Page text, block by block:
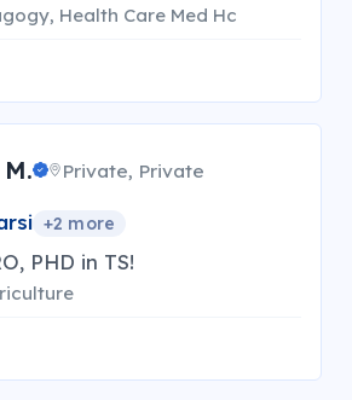
Health Care Med Hc
Private, Private
+2 more
PHD in TS!